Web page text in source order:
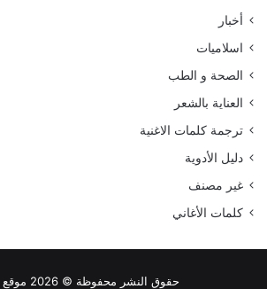
أخبار
اسلاميات
الصحة و الطب
العناية بالشعر
ترجمة كلمات الاغنية
دليل الأدوية
غير مصنف
كلمات الأغاني
حقوق النشر محفوظة © 2026 موقع الثقافات